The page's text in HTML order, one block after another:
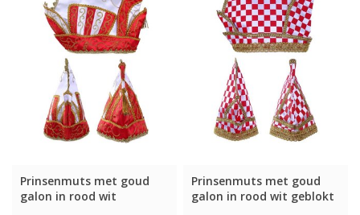
Prinsenmuts met goud
galon in rood wit
Prinsenmuts met goud
galon in rood wit geblokt